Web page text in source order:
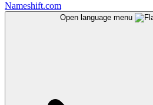
Nameshift.com
Open language menu